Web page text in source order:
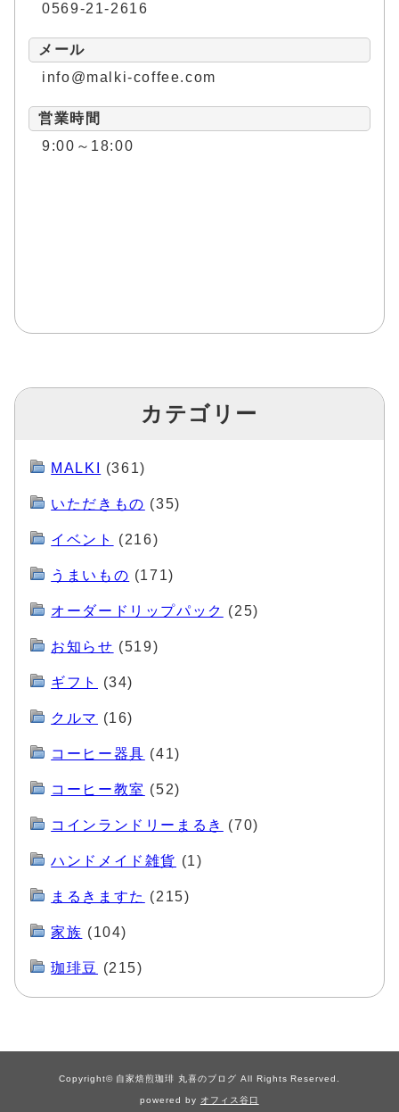
0569-21-2616
メール
info@malki-coffee.com
営業時間
9:00～18:00
カテゴリー
MALKI (361)
いただきもの (35)
イベント (216)
うまいもの (171)
オーダードリップパック (25)
お知らせ (519)
ギフト (34)
クルマ (16)
コーヒー器具 (41)
コーヒー教室 (52)
コインランドリーまるき (70)
ハンドメイド雑貨 (1)
まるきますた (215)
家族 (104)
珈琲豆 (215)
Copyright© 自家焙煎珈琲 丸喜のブログ All Rights Reserved.
powered by オフィス谷口